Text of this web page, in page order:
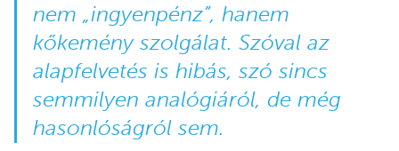
nem „ingyenpénz”, hanem
kőkemény szolgálat. Szóval az
alapfelvetés is hibás, szó sincs
semmilyen analógiáról, de még
hasonlóságról sem.